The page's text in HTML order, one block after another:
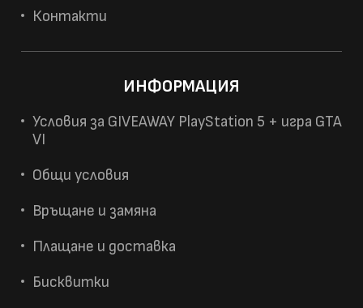
Контакти
ИНФОРМАЦИЯ
Условия за GIVEAWAY PlayStation 5 + игра GTA
VI
Общи условия
Връщане и замяна
Плащане и доставка
Бисквитки